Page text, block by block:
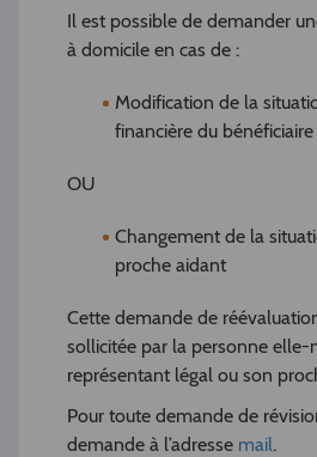
Il est possible de demander
à domicile en cas de :
Modification de la
financière du bénéficiaire
OU
Changement de la
proche aidant
Cette demande de
sollicitée par la personne elle-
représentant légal ou son
Pour toute demande de
demande à l’adresse mail.